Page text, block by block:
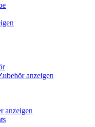
anzeigen
anzeigen